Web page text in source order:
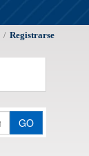
/ Registrarse
GO